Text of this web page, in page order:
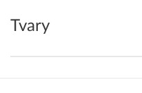
Tvary